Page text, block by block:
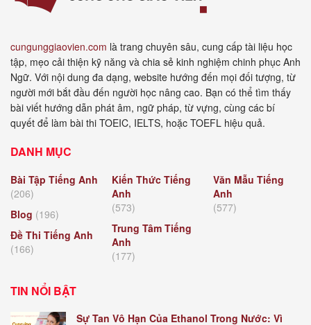
cungunggiaovien.com là trang chuyên sâu, cung cấp tài liệu học
tập, mẹo cải thiện kỹ năng và chia sẻ kinh nghiệm chinh phục Anh
Ngữ. Với nội dung đa dạng, website hướng đến mọi đối tượng, từ
người mới bắt đầu đến người học nâng cao. Bạn có thể tìm thấy
bài viết hướng dẫn phát âm, ngữ pháp, từ vựng, cùng các bí
quyết để làm bài thi TOEIC, IELTS, hoặc TOEFL hiệu quả.
DANH MỤC
Bài Tập Tiếng Anh
(206)
Blog (196)
Đề Thi Tiếng Anh
(166)
Kiến Thức Tiếng
Anh
(573)
Trung Tâm Tiếng
Anh
(177)
Văn Mẫu Tiếng
Anh
(577)
TIN NỔI BẬT
Sự Tan Vô Hạn Của Ethanol Trong Nước: Vì